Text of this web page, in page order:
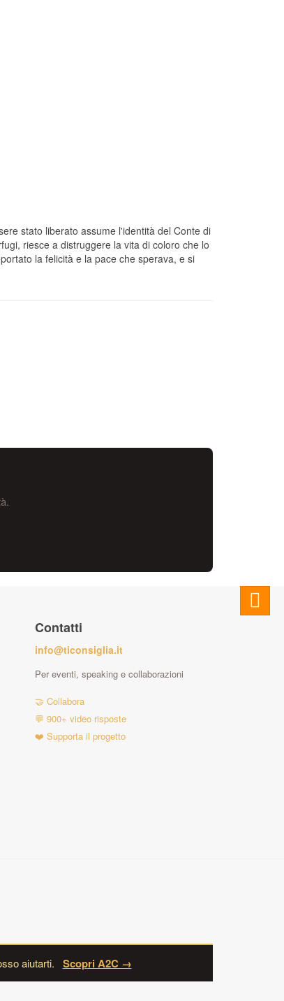
stato liberato assume l'identità del Conte di
riesce a distruggere la vita di coloro che lo
la felicità e la pace che sperava, e si
Contatti
info@ticonsiglia.it
Per eventi, speaking e collaborazioni
🤝 Collabora
💬 900+ video risposte
❤️ Supporta il progetto
aiutarti. Scopri A2C →